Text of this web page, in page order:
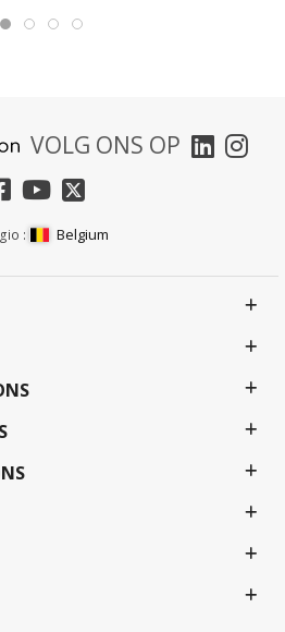
VOLG ONS OP
: Belgium